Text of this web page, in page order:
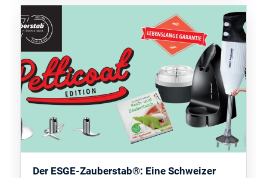
Der ESGE-Zauberstab®: Eine Schweizer